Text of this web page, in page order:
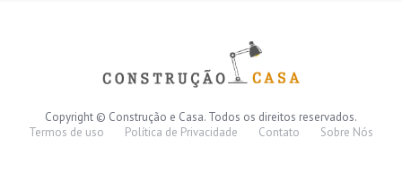
Copyright © Construção e Casa. Todos os direitos reservados.
Termos de uso
Política de Privacidade Contato Sobre Nós